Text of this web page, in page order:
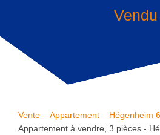
Vendu
Vente Appartement
Hégenheim
Appartement à vendre, 3 pièces -